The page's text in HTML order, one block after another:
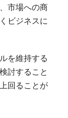
市場への商
ビジネスに
を維持する
討すること
回ることが